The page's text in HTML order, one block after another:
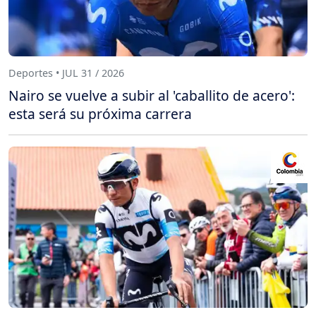
Deportes • JUL 31 / 2026
Nairo se vuelve a subir al 'caballito de acero':
esta será su próxima carrera